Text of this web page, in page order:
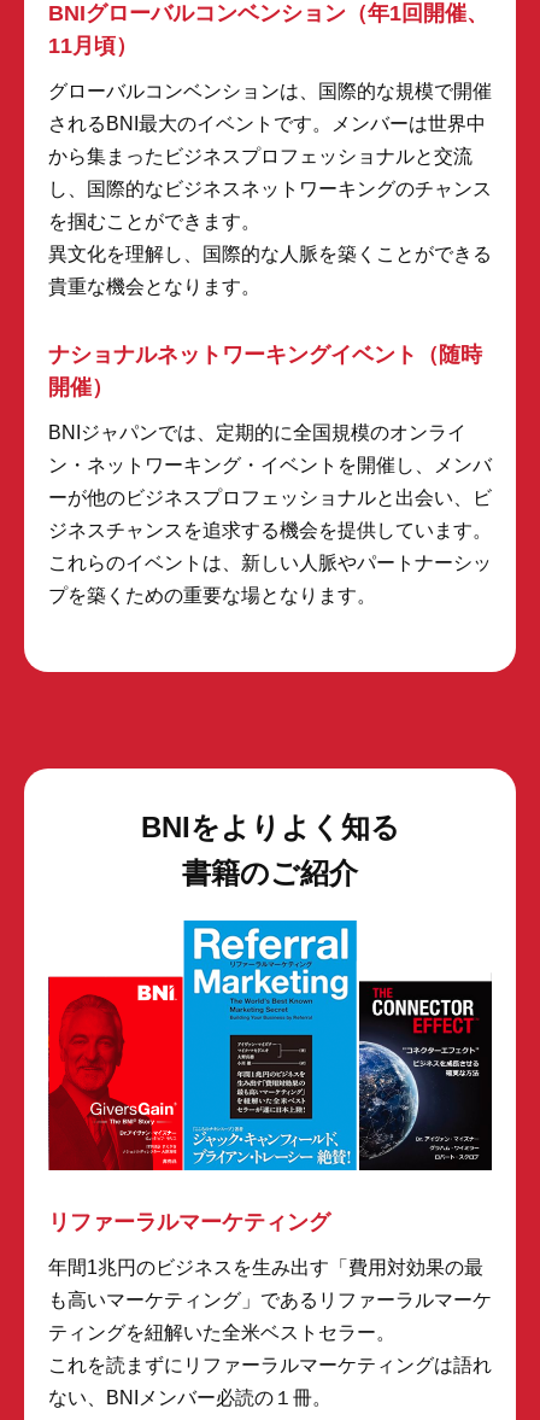
BNIグローバルコンベンション（年1回開催、
11月頃）
グローバルコンベンションは、国際的な規模で開催
されるBNI最大のイベントです。メンバーは世界中
から集まったビジネスプロフェッショナルと交流
し、国際的なビジネスネットワーキングのチャンス
を掴むことができます。
異文化を理解し、国際的な人脈を築くことができる
貴重な機会となります。
ナショナルネットワーキングイベント（随時
開催）
BNIジャパンでは、定期的に全国規模のオンライ
ン・ネットワーキング・イベントを開催し、メンバ
ーが他のビジネスプロフェッショナルと出会い、ビ
ジネスチャンスを追求する機会を提供しています。
これらのイベントは、新しい人脈やパートナーシッ
プを築くための重要な場となります。
BNIをよりよく知る
書籍のご紹介
リファーラルマーケティング
年間1兆円のビジネスを生み出す「費用対効果の最
も高いマーケティング」であるリファーラルマーケ
ティングを紐解いた全米ベストセラー。
これを読まずにリファーラルマーケティングは語れ
ない、BNIメンバー必読の１冊。